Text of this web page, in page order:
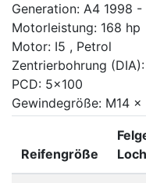
Generation: A4 1998 -
Motorleistung: 168 hp
Motor: I5 , Petrol
Zentrierbohrung (DIA):
PCD: 5x100
Gewindegröße: M14 x
Reifengröße